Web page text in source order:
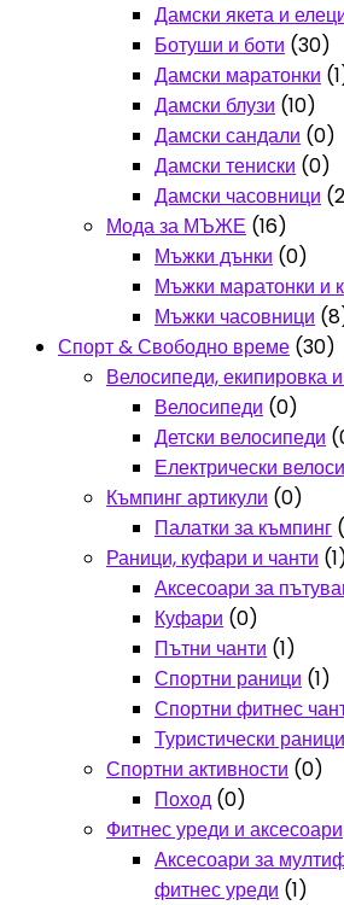
Дамски якета и
Ботуши и боти (30)
Дамски маратонки
Дамски блузи (10)
Дамски сандали (0)
Дамски тениски (0)
Дамски часовници
Мода за МЪЖЕ (16)
Мъжки дънки (0)
Мъжки маратонки и
Мъжки часовници
Спорт & Свободно време (30)
Велосипеди, екипировка
Велосипеди (0)
Детски велосипеди
Електрически
Къмпинг артикули (0)
Палатки за къмпинг
Раници, куфари и чанти
Аксесоари за
Куфари (0)
Пътни чанти (1)
Спортни раници (1)
Спортни фитнес
Туристически раници
Спортни активности (0)
Поход (0)
Фитнес уреди и аксесоари
Аксесоари за
фитнес уреди (1)